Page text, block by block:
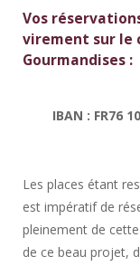
Vos
virement sur le
Gourmandises :
IBAN : FR76
Les places étant
est impératif de
pleinement de
de ce beau projet,